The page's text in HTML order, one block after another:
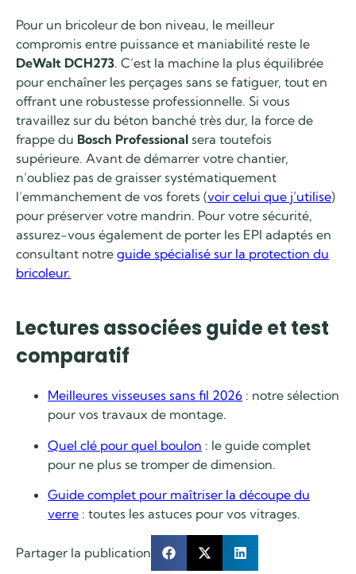
Pour un bricoleur de bon niveau, le meilleur
compromis entre puissance et maniabilité reste le
DeWalt DCH273. C’est la machine la plus équilibrée
pour enchaîner les perçages sans se fatiguer, tout en
offrant une robustesse professionnelle. Si vous
travaillez sur du béton banché très dur, la force de
frappe du Bosch Professional sera toutefois
supérieure. Avant de démarrer votre chantier,
n’oubliez pas de graisser systématiquement
l’emmanchement de vos forets (voir celui que j’utilise)
pour préserver votre mandrin. Pour votre sécurité,
assurez-vous également de porter les EPI adaptés en
consultant notre guide spécialisé sur la protection du
bricoleur.
Lectures associées guide et test
comparatif
Meilleures visseuses sans fil 2026 : notre sélection
pour vos travaux de montage.
Quel clé pour quel boulon : le guide complet
pour ne plus se tromper de dimension.
Guide complet pour maîtriser la découpe du
verre : toutes les astuces pour vos vitrages.
Partager la publication